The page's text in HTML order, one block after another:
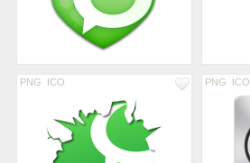
PNG ICO PNG ICO